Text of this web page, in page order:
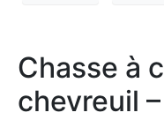
Chasse à
chevreuil